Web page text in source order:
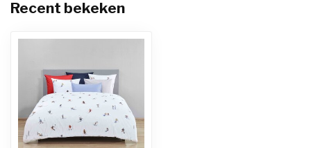
Recent bekeken